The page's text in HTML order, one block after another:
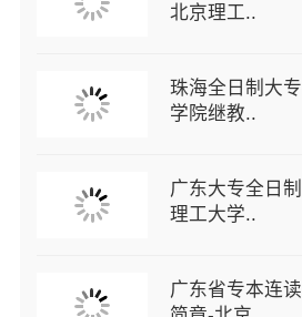
北京理工..
珠海全日制大
学院继教..
广东大专全日
理工大学..
广东省专本连